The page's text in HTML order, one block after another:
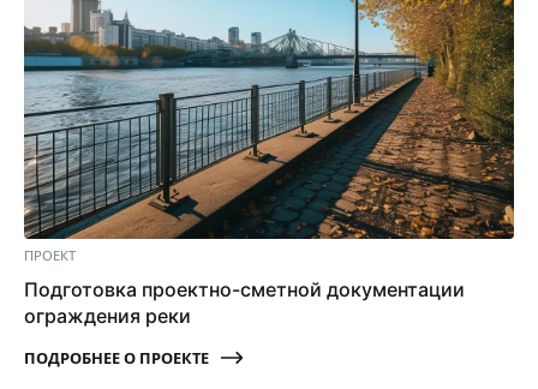
ПРОЕКТ
Подготовка проектно-сметной документации
ограждения реки
ПОДРОБНЕЕ О ПРОЕКТЕ